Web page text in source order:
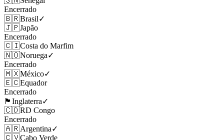
Encerrado
🇧🇷Brasil✓
🇯🇵Japão
Encerrado
🇨🇮Costa do Marfim
🇳🇴Noruega✓
Encerrado
🇲🇽México✓
🇪🇨Equador
Encerrado
🏴󠁧󠁢󠁥󠁮󠁧󠁿 Inglaterra✓
🇨🇩RD Congo
Encerrado
🇦🇷Argentina✓
🇨🇻Cabo Verde